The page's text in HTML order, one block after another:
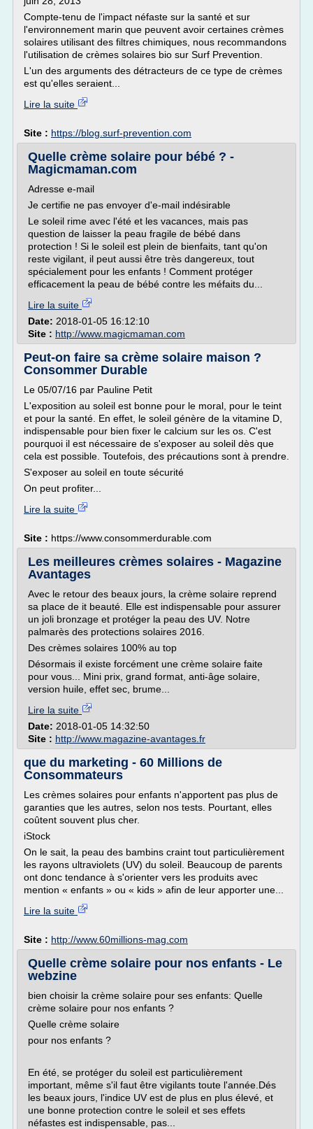
Compte-tenu de l'impact néfaste sur la santé et sur
l'environnement marin que peuvent avoir certaines crèmes
solaires utilisant des filtres chimiques, nous recommandons
l'utilisation de crèmes solaires bio sur Surf Prevention.
L'un des arguments des détracteurs de ce type de crèmes
est qu'elles seraient...
Lire la suite
Site : https://blog.surf-prevention.com
Quelle crème solaire pour bébé ? -
Magicmaman.com
Adresse e-mail
Je certifie ne pas envoyer d'e-mail indésirable
Le soleil rime avec l'été et les vacances, mais pas
question de laisser la peau fragile de bébé dans
protection ! Si le soleil est plein de bienfaits, tant qu'on
reste vigilant, il peut aussi être très dangereux, tout
spécialement pour les enfants ! Comment protéger
efficacement la peau de bébé contre les méfaits du...
Lire la suite
Date: 2018-01-05 16:12:10
Site : http://www.magicmaman.com
Peut-on faire sa crème solaire maison ?
Consommer Durable
Le 05/07/16 par Pauline Petit
L'exposition au soleil est bonne pour le moral, pour le teint
et pour la santé. En effet, le soleil génère de la vitamine D,
indispensable pour bien fixer le calcium sur les os. C'est
pourquoi il est nécessaire de s'exposer au soleil dès que
cela est possible. Toutefois, des précautions sont à prendre.
S'exposer au soleil en toute sécurité
On peut profiter...
Lire la suite
Site : https://www.consommerdurable.com
Les meilleures crèmes solaires - Magazine
Avantages
Avec le retour des beaux jours, la crème solaire reprend
sa place de it beauté. Elle est indispensable pour assurer
un joli bronzage et protéger la peau des UV. Notre
palmarès des protections solaires 2016.
Des crèmes solaires 100% au top
Désormais il existe forcément une crème solaire faite
pour vous... Mini prix, grand format, anti-âge solaire,
version huile, effet sec, brume...
Lire la suite
Date: 2018-01-05 14:32:50
Site : http://www.magazine-avantages.fr
que du marketing - 60 Millions de
Consommateurs
Les crèmes solaires pour enfants n'apportent pas plus de
garanties que les autres, selon nos tests. Pourtant, elles
coûtent souvent plus cher.
iStock
On le sait, la peau des bambins craint tout particulièrement
les rayons ultraviolets (UV) du soleil. Beaucoup de parents
ont donc tendance à s'orienter vers les produits avec
mention « enfants » ou « kids » afin de leur apporter une...
Lire la suite
Site : http://www.60millions-mag.com
Quelle crème solaire pour nos enfants - Le
webzine
bien choisir la crème solaire pour ses enfants: Quelle
crème solaire pour nos enfants ?
Quelle crème solaire
pour nos enfants ?
En été, se protéger du soleil est particulièrement
important, même s'il faut être vigilants toute l'année.Dés
les beaux jours, l'indice UV est de plus en plus élevé, et
une bonne protection contre le soleil et ses effets
néfastes est indispensable, pas...